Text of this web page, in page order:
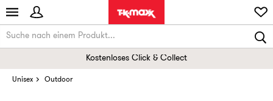
Kostenloses Click & Collect
Unisex Outdoor